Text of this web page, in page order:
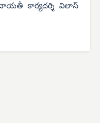
కార్యదర్శి విలాస్